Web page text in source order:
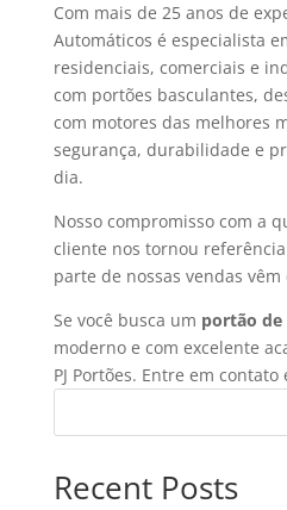
Com mais de 25 anos de
Automáticos é especialista
residenciais, comerciais e
com portões basculantes,
com motores das melhores
segurança, durabilidade e
dia.
Nosso compromisso com a
cliente nos tornou
parte de nossas vendas
Se você busca um portão
moderno e com excelente
PJ Portões. Entre em
Recent Posts